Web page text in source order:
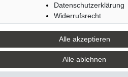
Datenschutzerklärung
Widerrufsrecht
Widerrufsformular
Impressum
Alle akzeptieren
Alle ablehnen